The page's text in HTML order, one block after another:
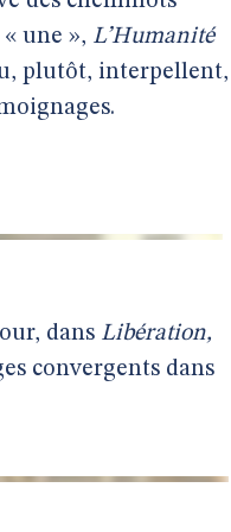
une », L’Humanité
plutôt, interpellent,
dans Libération,
convergents dans